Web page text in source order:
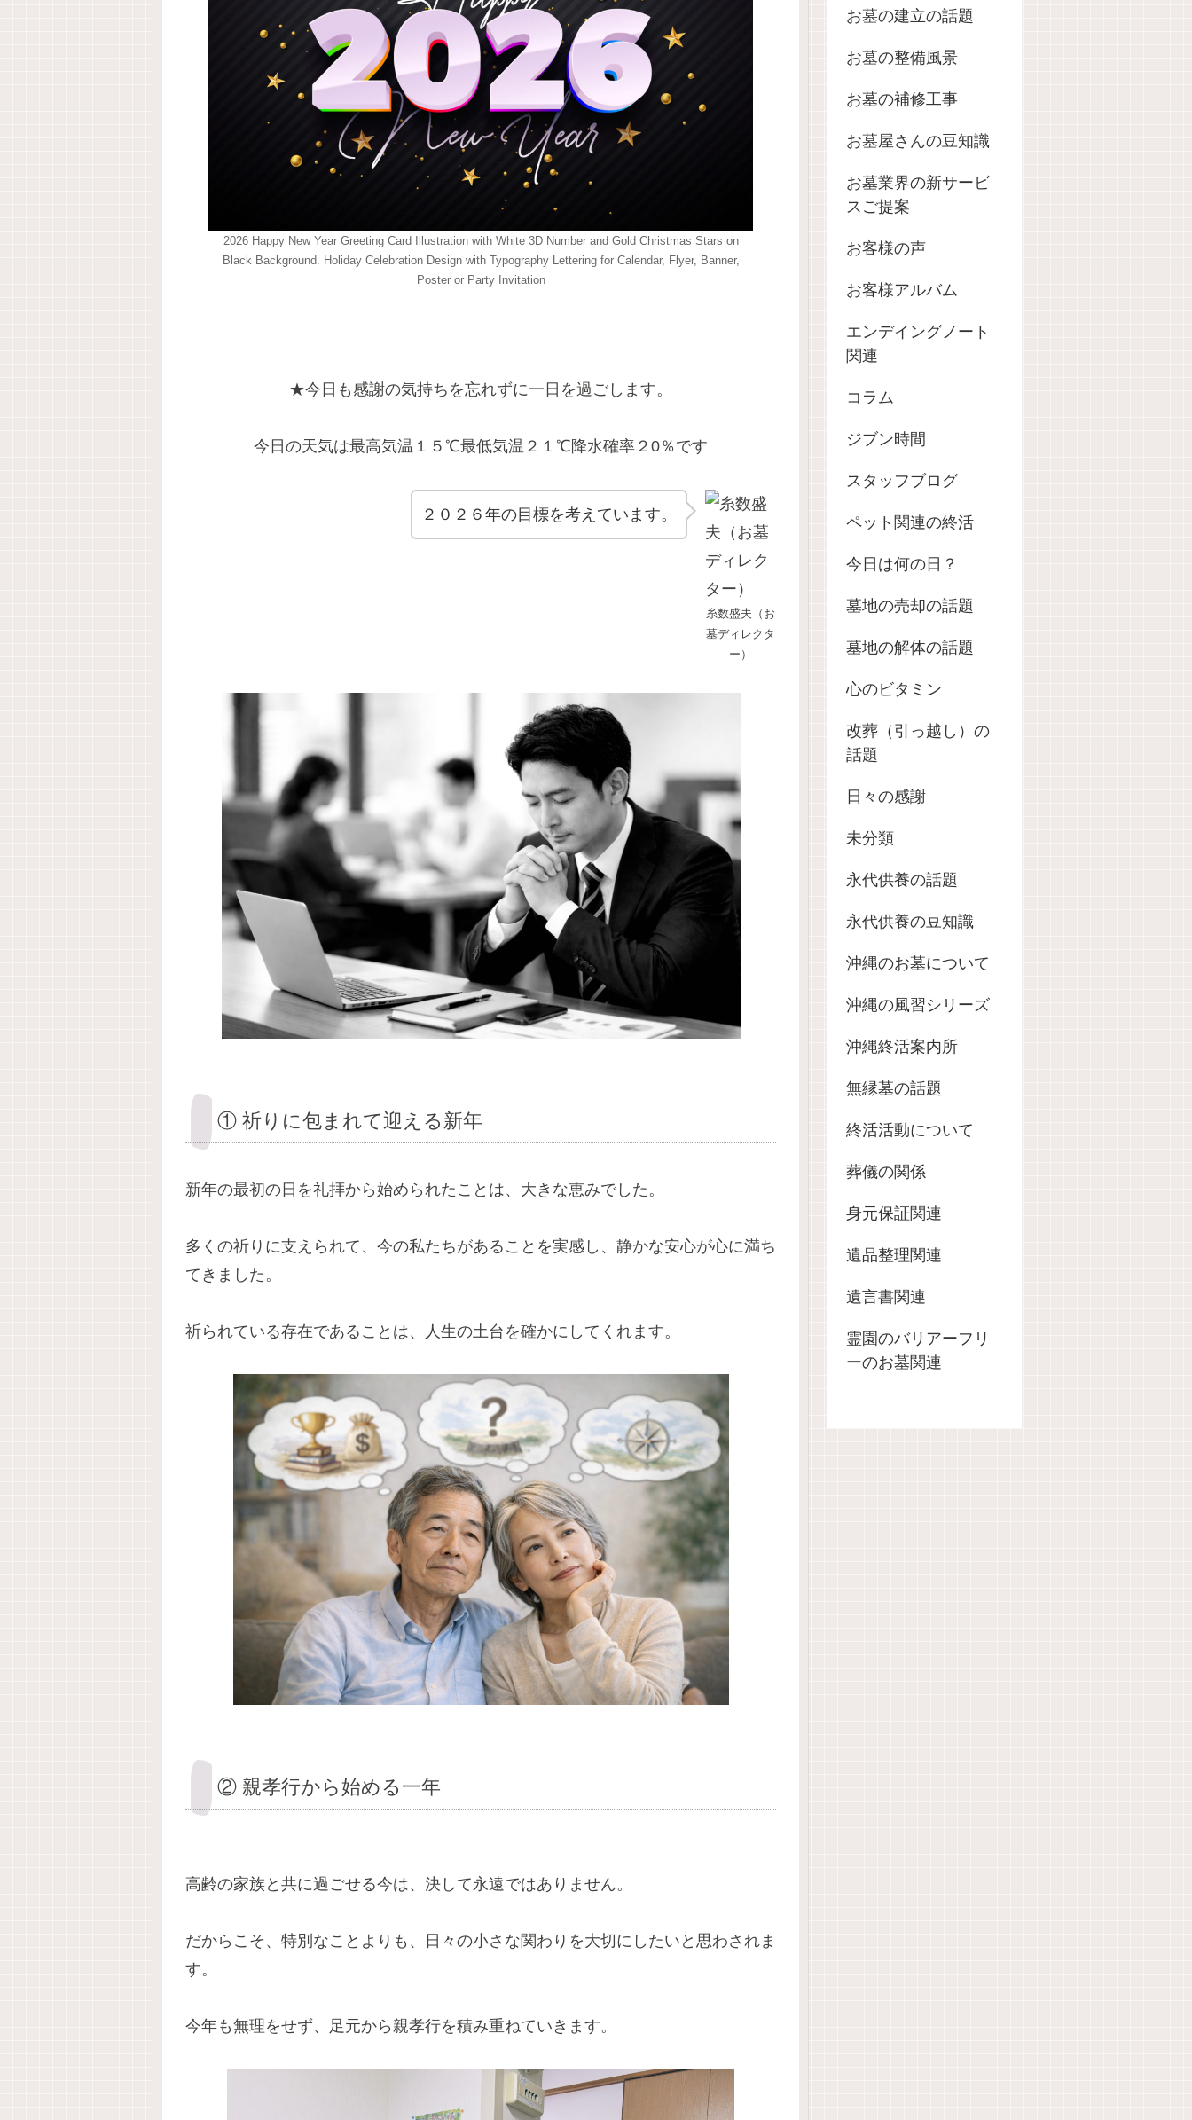
2026 Happy New Year Greeting Card Illustration with White 3D Number and Gold Christmas Stars on
Black Background. Holiday Celebration Design with Typography Lettering for Calendar, Flyer, Banner,
Poster or Party Invitation
★今日も感謝の気持ちを忘れずに一日を過ごします。
今日の天気は最高気温１５℃最低気温２１℃降水確率２0％です
糸数盛夫（お
墓ディレクタ
ー）
２０２６年の目標を考えています。
① 祈りに包まれて迎える新年
新年の最初の日を礼拝から始められたことは、大きな恵みでした。
多くの祈りに支えられて、今の私たちがあることを実感し、静かな安心が心に満ち
てきました。
祈られている存在であることは、人生の土台を確かにしてくれます。
② 親孝行から始める一年
高齢の家族と共に過ごせる今は、決して永遠ではありません。
だからこそ、特別なことよりも、日々の小さな関わりを大切にしたいと思わされま
す。
今年も無理をせず、足元から親孝行を積み重ねていきます。
お墓の建立の話題
お墓の整備風景
お墓の補修工事
お墓屋さんの豆知識
お墓業界の新サービ
スご提案
お客様の声
お客様アルバム
エンデイングノート
関連
コラム
ジブン時間
スタッフブログ
ペット関連の終活
今日は何の日？
墓地の売却の話題
墓地の解体の話題
心のビタミン
改葬（引っ越し）の
話題
日々の感謝
未分類
永代供養の話題
永代供養の豆知識
沖縄のお墓について
沖縄の風習シリーズ
沖縄終活案内所
無縁墓の話題
終活活動について
葬儀の関係
身元保証関連
遺品整理関連
遺言書関連
霊園のバリアーフリ
ーのお墓関連